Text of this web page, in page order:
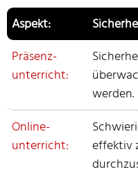
werden.
effektiv